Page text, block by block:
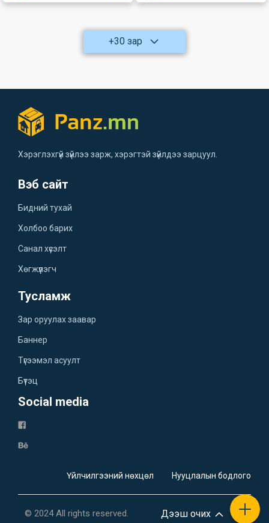
+30 зар
Хэрэглэхгүй зүйлээ зарж, хэрэгтэй зүйлдээ зарцуул.
Вэб сайт
Бидний тухай
Холбоо барих
Санал хүсэлт
Хөгжүүлэгч
Тусламж
Зар оруулах заавар
Баннер
Түгээмэл асуулт
Бүтэц
Social media
Үйлчилгээний нөхцөл Нууцлалын бодлого
© 2024 All rights reserved. Дээш очих